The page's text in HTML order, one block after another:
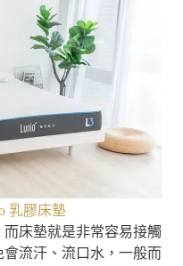
乳膠床墊
床墊就是非常容易接觸
流汗、流口水，一般而